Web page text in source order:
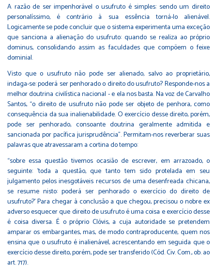
A razão de ser impenhorável o usufruto é simples: sendo um direito
personalíssimo, é contrário à sua essência torná-lo alienável.
Logicamente se pode concluir que o sistema experimenta uma exceção
que sanciona a alienação do usufruto: quando se realiza ao próprio
dominus, consolidando assim as faculdades que compõem o feixe
dominial.
Visto que o usufruto não pode ser alienado, salvo ao proprietário,
indaga-se: poderá ser penhorado o direito do usufruto? Responde-nos a
melhor doutrina civilística nacional - e ela nos basta. Na voz de Carvalho
Santos, “o direito de usufruto não pode ser objeto de penhora, como
consequência da sua inalienabilidade. O exercício desse direito, porém,
pode ser penhorado, consoante doutrina geralmente admitida e
sancionada por pacífica jurisprudência”. Permitam-nos reverberar suas
palavras que atravessaram a cortina do tempo:
“sobre essa questão tivemos ocasião de escrever, em arrazoado, o
seguinte: 'toda a questão, que tanto tem sido protelada em seu
julgamento pelos inesgotáveis recursos de uma desenfreada chicana,
se resume nisto: poderá ser penhorado o exercício do direito de
usufruto?’ Para chegar à conclusão a que chegou, precisou o nobre ex
adverso esquecer que direito de usufruto é uma coisa e exercício desse
é coisa diversa. É o próprio Clóvis, a cuja autoridade se pretendem
amparar os embargantes, mas, de modo contraproducente, quem nos
ensina que o usufruto é inalienável, acrescentando em seguida que o
exercício desse direito, porém, pode ser transferido (Cód. Civ. Com., ob. ao
art. 717).